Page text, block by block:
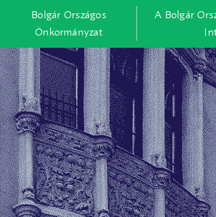
Skip
to
main
content
Bolgár Országos
Önkormányzat
A Bolgár